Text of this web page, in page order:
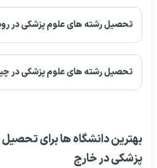
تحصیل رشته های علوم پزشکی در
تحصیل رشته های علوم پزشکی در
بهترین دانشگاه ها برای
پزشکی در خارج